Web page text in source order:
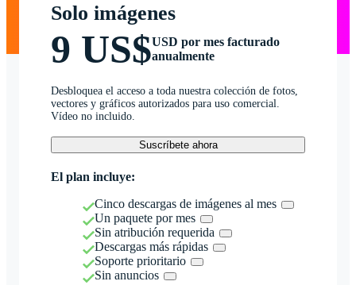
Solo imágenes
9 US$USD por mes facturado
anualmente
Desbloquea el acceso a toda nuestra colección de fotos,
vectores y gráficos autorizados para uso comercial.
Vídeo no incluido.
Suscríbete ahora
El plan incluye:
Cinco descargas de imágenes al mes
Un paquete por mes
Sin atribución requerida
Descargas más rápidas
Soporte prioritario
Sin anuncios